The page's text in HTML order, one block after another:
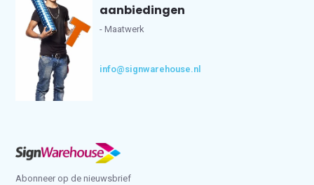
aanbiedingen
- Maatwerk
info@signwarehouse.nl
Abonneer op de nieuwsbrief